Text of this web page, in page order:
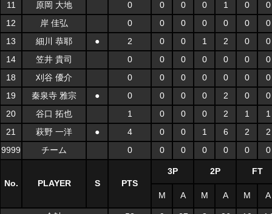
11
原岡 大地 0 0 0 0 1 0
0
12
岸 佳弘 0 0 0 0 0 0
0
13
細川 恭耶 ● 2 0 0 1 2 0
0
14
笠井 貴司 0 0 0 0 0 0
0
18
刈谷 優介 0 0 0 0 0 0
0
19
秦泉寺 雅宗 ● 0 0 0 0 2 0
0
20
谷口 拓也 1 0 0 0 2 1
1
21
萩野 一洋 ● 4 0 0 1 6 2
2
9999
チーム 0 0 0 0 0 0 0
No. PLAYER S PTS
3P 2P FT
M A M A M A